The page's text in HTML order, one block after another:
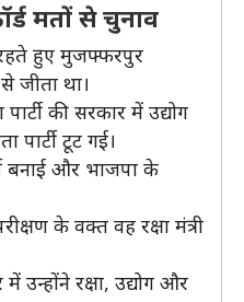
मतों से चुनाव
हुए मुजफ्फरपुर
जीता था।
की सरकार में उद्योग
पार्टी टूट गई।
बनाई और भाजपा के
के वक्त वह रक्षा मंत्री
उन्होंने रक्षा, उद्योग और